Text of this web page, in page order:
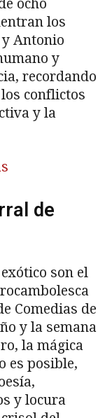
ocho
los
Antonio
y
recordando
conflictos
y la
de
son el
Comedias de
y la semana
la mágica
es posible,
y locura